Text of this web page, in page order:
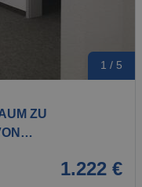
1 / 5
ZU
1.222 €